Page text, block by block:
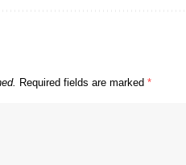
Required fields are marked *